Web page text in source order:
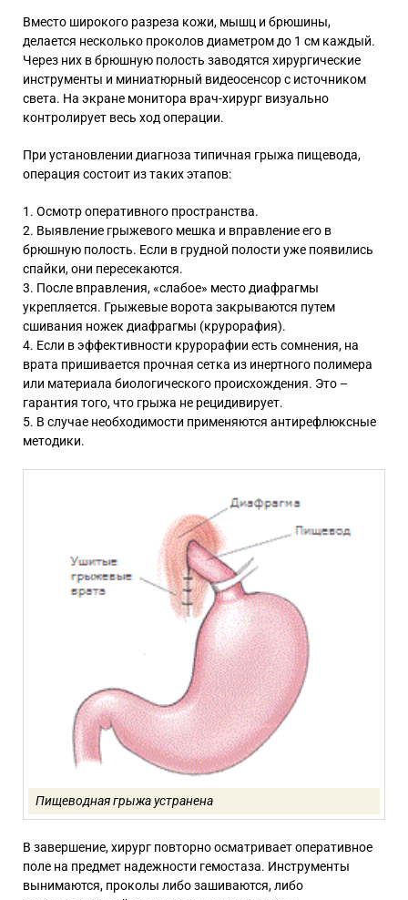
Вместо широкого разреза кожи, мышц и брюшины,
делается несколько проколов диаметром до 1 см каждый.
Через них в брюшную полость заводятся хирургические
инструменты и миниатюрный видеосенсор с источником
света. На экране монитора врач-хирург визуально
контролирует весь ход операции.
При установлении диагноза типичная грыжа пищевода,
операция состоит из таких этапов:
Осмотр оперативного пространства.
Выявление грыжевого мешка и вправление его в
брюшную полость. Если в грудной полости уже появились
спайки, они пересекаются.
После вправления, «слабое» место диафрагмы
укрепляется. Грыжевые ворота закрываются путем
сшивания ножек диафрагмы (крурорафия).
Если в эффективности крурорафии есть сомнения, на
врата пришивается прочная сетка из инертного полимера
или материала биологического происхождения. Это –
гарантия того, что грыжа не рецидивирует.
В случае необходимости применяются антирефлюксные
методики.
Пищеводная грыжа устранена
В завершение, хирург повторно осматривает оперативное
поле на предмет надежности гемостаза. Инструменты
вынимаются, проколы либо зашиваются, либо